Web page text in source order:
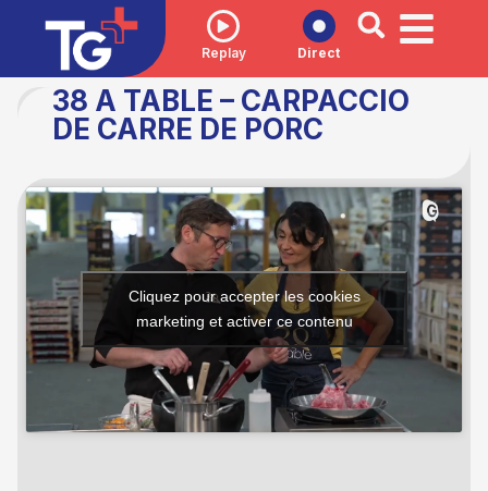
Replay Direct
38 A TABLE – CARPACCIO
DE CARRE DE PORC
Cliquez pour accepter les cookies
marketing et activer ce contenu